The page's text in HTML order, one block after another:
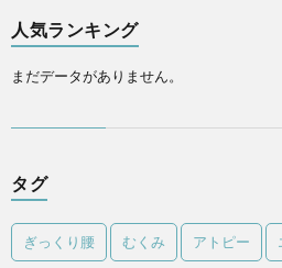
人気ランキング
まだデータがありません。
タグ
ぎっくり腰 むくみ アトピー